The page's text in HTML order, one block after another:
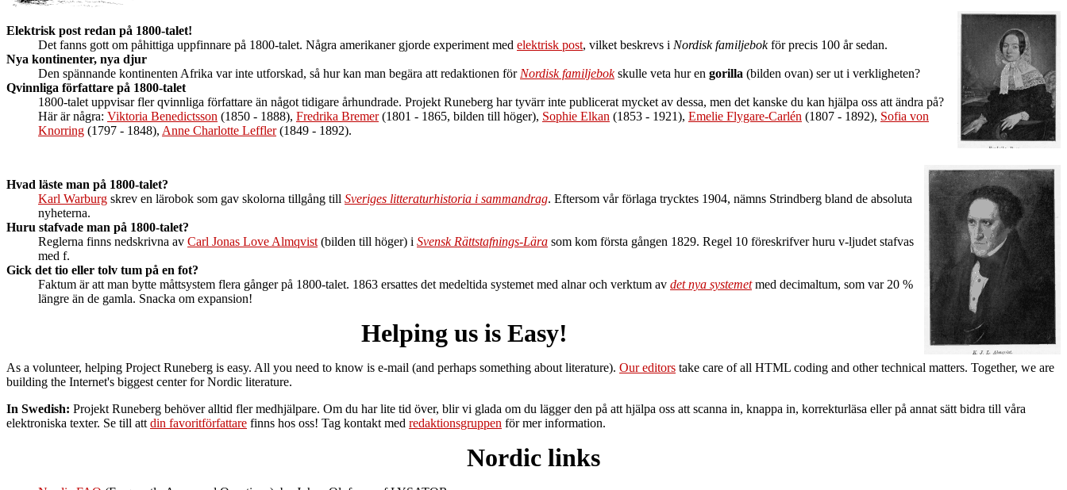
Elektrisk post redan på 1800-talet!
Det fanns gott om påhittiga uppfinnare på 1800-talet. Några amerikaner gjorde experiment med elektrisk post, vilket beskrevs i Nordisk familjebokför precis 100 år sedan.
Nya kontinenter, nya djur
Den spännande kontinenten Afrika var inte utforskad, så hur kan man begära att redaktionen för Nordisk familjebokskulle veta hur en gorilla (bilden ovan) ser ut i verkligheten?
Qvinnliga författare på 1800-talet
1800-talet uppvisar fler qvinnliga författare än något tidigare århundrade. Projekt Runeberg har tyvärr inte publicerat mycket av dessa, men det kanske du kan hjälpa oss att ändra på?
Här är några: Viktoria Benedictsson (1850 - 1888), Fredrika Bremer(1801 - 1865, bilden till höger), Sophie Elkan (1853 - 1921), Emelie Flygare-Carlén (1807 - 1892), Sofia von
Knorring (1797 - 1848), Anne Charlotte Leffler(1849 - 1892).
Hvad läste man på 1800-talet?
Karl Warburg skrev en lärobok som gav skolorna tillgång till Sveriges litteraturhistoria i sammandrag. Eftersom vår förlaga trycktes 1904, nämns Strindberg bland de absoluta
nyheterna.
Huru stafvade man på 1800-talet?
Reglerna finns nedskrivna av Carl Jonas Love Almqvist (bilden till höger) i Svensk Rättstafnings-Lära som kom första gången 1829. Regel 10 föreskrifver huru v-ljudet stafvas
med f.
Gick det tio eller tolv tum på en fot?
Faktum är att man bytte måttsystem flera gånger på 1800-talet. 1863 ersattes det medeltida systemet med alnar och verktum av det nya systemetmed decimaltum, som var 20 %
längre än de gamla. Snacka om expansion!
Helping us is Easy!
As a volunteer, helping Project Runeberg is easy. All you need to know is e-mail (and perhaps something about literature). Our editors take care of all HTML coding and other technical matters. Together, we are
building the Internet's biggest center for Nordic literature.
In Swedish: Projekt Runeberg behöver alltid fler medhjälpare. Om du har lite tid över, blir vi glada om du lägger den på att hjälpa oss att scanna in, knappa in, korrekturläsa eller på annat sätt bidra till våra
elektroniska texter. Se till att din favoritförfattare finns hos oss! Tag kontakt med redaktionsgruppen för mer information.
Nordic links